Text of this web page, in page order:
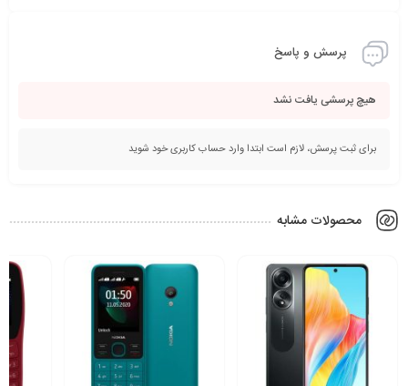
پرسش و پاسخ
هیچ پرسشی یافت نشد
برای ثبت پرسش، لازم است ابتدا وارد حساب کاربری خود شوید
محصولات مشابه